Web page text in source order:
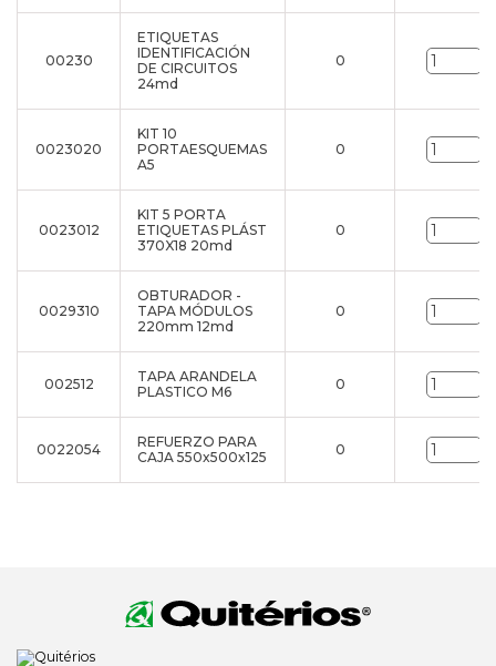
00230
ETIQUETAS
IDENTIFICACIÓN
DE CIRCUITOS
24md
0
0023020
KIT 10
PORTAESQUEMAS
A5
0
0023012
KIT 5 PORTA
ETIQUETAS PLÁST
370X18 20md
0
0029310
OBTURADOR -
TAPA MÓDULOS
220mm 12md
0
002512
TAPA ARANDELA
PLASTICO M6
0
0022054
REFUERZO PARA
CAJA 550x500x125
0